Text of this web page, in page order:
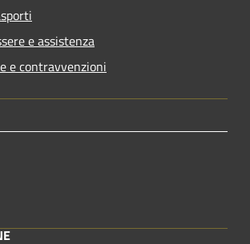
e assistenza
e contravvenzioni